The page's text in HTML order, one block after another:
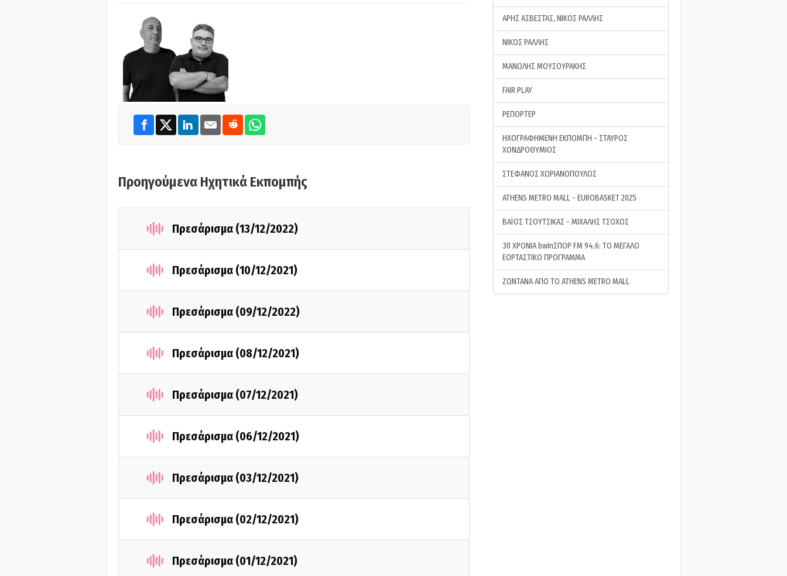
Προηγούμενα Ηχητικά Εκπομπής
Πρεσάρισμα (13/12/2022)
Πρεσάρισμα (10/12/2021)
Πρεσάρισμα (09/12/2022)
Πρεσάρισμα (08/12/2021)
Πρεσάρισμα (07/12/2021)
Πρεσάρισμα (06/12/2021)
Πρεσάρισμα (03/12/2021)
Πρεσάρισμα (02/12/2021)
Πρεσάρισμα (01/12/2021)
ΑΡΗΣ ΑΣΒΕΣΤΑΣ, ΝΙΚΟΣ ΡΑΛΛΗΣ
ΝΙΚΟΣ ΡΑΛΛΗΣ
ΜΑΝΩΛΗΣ ΜΟΥΣΟΥΡΑΚΗΣ
FAIR PLAY
ΡΕΠΟΡΤΕΡ
ΗΧΟΓΡΑΦΗΜΕΝΗ ΕΚΠΟΜΠΗ - ΣΤΑΥΡΟΣ
ΧΟΝΔΡΟΘΥΜΙΟΣ
ΣΤΕΦΑΝΟΣ ΧΩΡΙΑΝΟΠΟΥΛΟΣ
ATHENS METRO MALL - EUROBASKET 2025
ΒΑΪΟΣ ΤΣΟΥΤΣΙΚΑΣ - ΜΙΧΑΛΗΣ ΤΣΟΧΟΣ
30 ΧΡΟΝΙΑ bwinΣΠΟΡ FM 94,6: ΤΟ ΜΕΓΑΛΟ
ΕΟΡΤΑΣΤΙΚΟ ΠΡΟΓΡΑΜΜΑ
ΖΩΝΤΑΝΑ ΑΠΟ ΤΟ ATHENS METRO MALL